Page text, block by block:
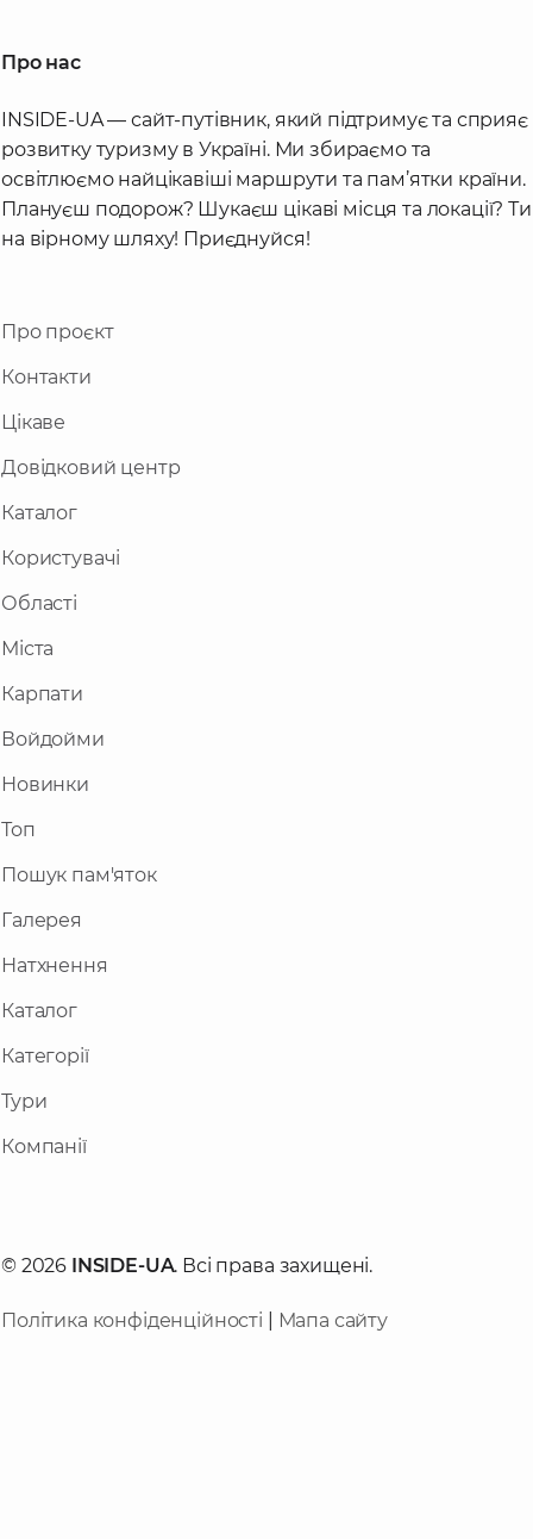
Про нас
INSIDE-UA — сайт-путівник, який підтримує та сприяє
розвитку туризму в Україні. Ми збираємо та
освітлюємо найцікавіші маршрути та пам’ятки країни.
Плануєш подорож? Шукаєш цікаві місця та локації? Ти
на вірному шляху! Приєднуйся!
Про проєкт
Контакти
Цікаве
Довідковий центр
Каталог
Користувачі
Області
Міста
Карпати
Войдойми
Новинки
Топ
Пошук пам'яток
Галерея
Натхнення
Каталог
Категорії
Тури
Компанії
© 2026 INSIDE-UA. Всі права захищені.
Політика конфіденційності Мапа сайту